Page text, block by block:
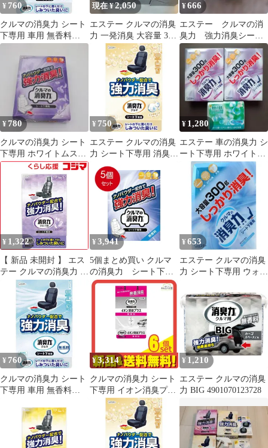
¥ 760
クルマの消臭力 シート
下専用 車用 無香料
300g 車 消臭剤 芳香剤
現在 ¥2,050
エステー クルマの消臭
力 一発消臭 大容量 3個
セット
¥666
エステー クルマの消
臭力 強力消臭シート
下専用
¥ 780
クルマの消臭力 シート
下専用 ホワイトムスク
300g 車用消臭芳香剤
¥ 750
エステー クルマの消臭
力 シート下専用 消臭芳
香剤 車用 エクセレント
ソープの香り 300g K-
63
¥ 1,280
エステー 車の消臭力 シ
ート下専用 ホワイトム
スク 微香DE消臭 3個セ
ット
¥ 1,322
【 新品 未開封 】 エス
テー クルマの消臭力 シ
ート下専用 300g 未使用
送料無料
¥ 3,941
5個まとめ買い クルマ
の消臭力 シート下専
用 無香料 送料無料 ×
5個セット
¥ 653
エステー クルマの消臭
力 シート下専用 ウォー
量 微香タイプ K-62
¥ 760
クルマの消臭力 シート
下専用 車用 無香料
¥3,314
クルマの消臭力 シート
下専用 イオン消臭プラ
ス 無香料 200g 6個セッ
ト まとめ売り
¥ 1,210
エステー クルマの消臭
力 BIG 4901070123728